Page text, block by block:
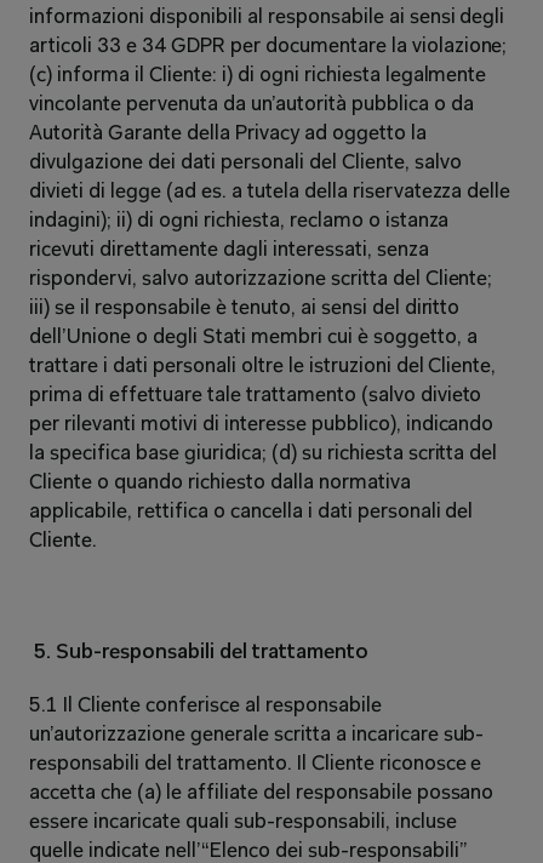
informazioni disponibili al responsabile ai sensi degli
articoli 33 e 34 GDPR per documentare la violazione;
(c) informa il Cliente: i) di ogni richiesta legalmente
vincolante pervenuta da un’autorità pubblica o da
Autorità Garante della Privacy ad oggetto la
divulgazione dei dati personali del Cliente, salvo
divieti di legge (ad es. a tutela della riservatezza delle
indagini); ii) di ogni richiesta, reclamo o istanza
ricevuti direttamente dagli interessati, senza
rispondervi, salvo autorizzazione scritta del Cliente;
iii) se il responsabile è tenuto, ai sensi del diritto
dell’Unione o degli Stati membri cui è soggetto, a
trattare i dati personali oltre le istruzioni del Cliente,
prima di effettuare tale trattamento (salvo divieto
per rilevanti motivi di interesse pubblico), indicando
la specifica base giuridica; (d) su richiesta scritta del
Cliente o quando richiesto dalla normativa
applicabile, rettifica o cancella i dati personali del
Cliente.
5. Sub-responsabili del trattamento
5.1 Il Cliente conferisce al responsabile
un’autorizzazione generale scritta a incaricare sub-
responsabili del trattamento. Il Cliente riconosce e
accetta che (a) le affiliate del responsabile possano
essere incaricate quali sub-responsabili, incluse
quelle indicate nell’“Elenco dei sub-responsabili”